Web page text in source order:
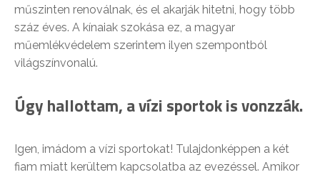
műszinten renoválnak, és el akarják hitetni, hogy több
száz éves. A kínaiak szokása ez, a magyar
műemlékvédelem szerintem ilyen szempontból
világszínvonalú.
Úgy hallottam, a vízi sportok is vonzzák.
Igen, imádom a vízi sportokat! Tulajdonképpen a két
fiam miatt kerültem kapcsolatba az evezéssel. Amikor